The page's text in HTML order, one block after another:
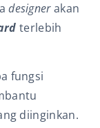
designerakan
terlebih
fungsi
diinginkan.